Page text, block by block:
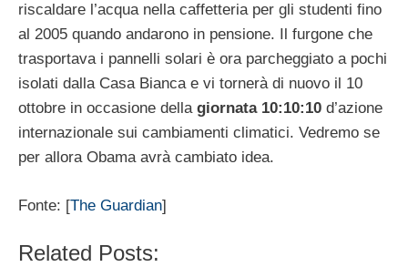
riscaldare l’acqua nella caffetteria per gli studenti fino
al 2005 quando andarono in pensione. Il furgone che
trasportava i pannelli solari è ora parcheggiato a pochi
isolati dalla Casa Bianca e vi tornerà di nuovo il 10
ottobre in occasione dellagiornata 10:10:10 d’azione
internazionale sui cambiamenti climatici. Vedremo se
per allora Obama avrà cambiato idea.
Fonte: [The Guardian]
Related Posts: